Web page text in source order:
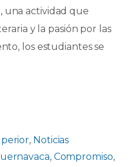
una actividad que
y la pasión por las
los estudiantes se
, Noticias
, Compromiso,